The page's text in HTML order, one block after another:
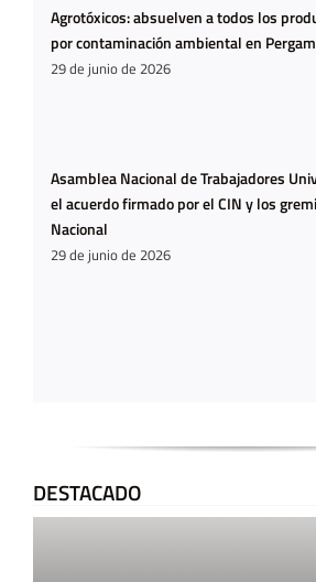
Agrotóxicos: absuelven a todos los
por contaminación ambiental en
29 de junio de 2026
Asamblea Nacional de Trabajadores
el acuerdo firmado por el CIN y los
Nacional
29 de junio de 2026
DESTACADO